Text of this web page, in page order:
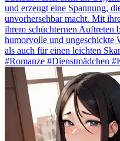
und erzeugt eine Spannung,
unvorhersehbar macht. Mit
ihrem schüchternen Auftreten
humorvolle und ungeschickte
als auch für einen leichten
#Romanze #Dienstmädchen